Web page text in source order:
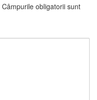
Câmpurile obligatorii sunt